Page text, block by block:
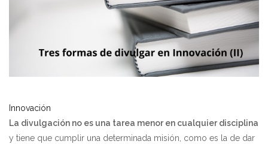
Innovación
La divulgación no es una tarea menor en cualquier disciplina
y tiene que cumplir una determinada misión, como es la de dar